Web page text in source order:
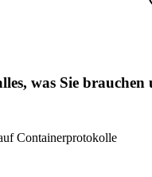
was Sie brauchen
Containerprotokolle